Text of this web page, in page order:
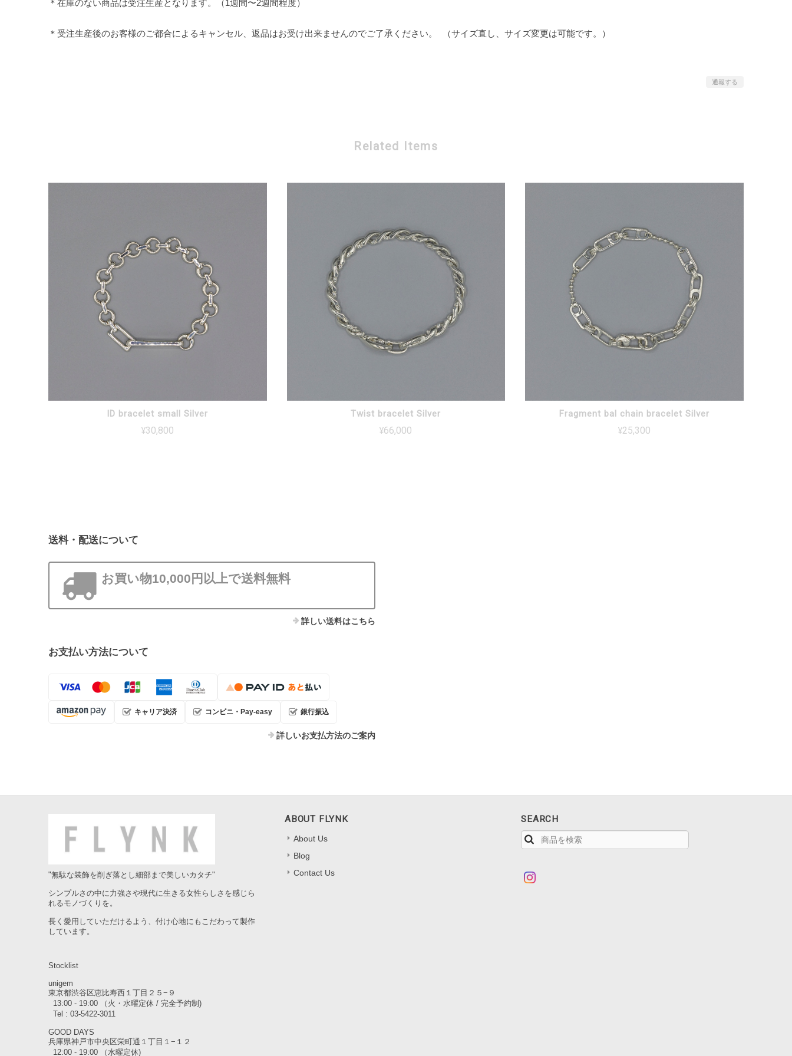
＊在庫のない商品は受注生産となります。（1週間〜2週間程度）
＊受注生産後のお客様のご都合によるキャンセル、返品はお受け出来ませんのでご了承ください。 （サイズ直し、サイズ変更は可能です。）
通報する
Related Items
ID bracelet small Silver
¥30,800
Twist bracelet Silver
¥66,000
Fragment bal chain bracelet Silver
¥25,300
送料・配送について
お買い物10,000円以上で送料無料
詳しい送料はこちら
お支払い方法について
キャリア決済 コンビニ・Pay-easy 銀行振込
詳しいお支払方法のご案内
"無駄な装飾を削ぎ落とし細部まで美しいカタチ"
シンプルさの中に力強さや現代に生きる女性らしさを感じら
れるモノづくりを。
長く愛用していただけるよう、付け心地にもこだわって製作
しています。
Stocklist
unigem
東京都渋谷区恵比寿西１丁目２５−９
13:00 - 19:00 （火・水曜定休 / 完全予約制)
Tel : 03-5422-3011
GOOD DAYS
兵庫県神戸市中央区栄町通１丁目１−１２
12:00 - 19:00 （水曜定休)
ABOUT FLYNK
About Us
Blog
Contact Us
SEARCH